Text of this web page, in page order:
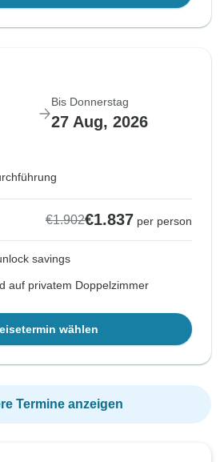
Bis Donnerstag
27 Aug, 2026
€1.902€1.837 per person
savings
auf privatem Doppelzimmer
wählen
Termine anzeigen